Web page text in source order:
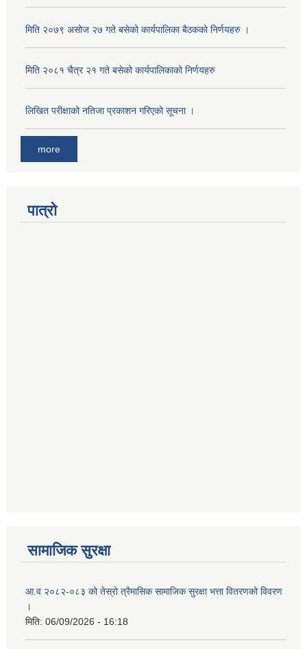
मिति २०७९ असोज २७ गते बसेको कार्यपालिका बैठकको निर्णयहरु ।
मिति २०८१ चैत्र २१ गते बसेको कार्यपालिकाको निर्णयहरु
लिखित परीक्षाको नतिजा प्रकाशन गरिएको सूचना ।
more
पात्रो
सामाजिक सुरक्षा
आ.व २०८२-०८३ को तेस्रो त्रैमासिक सामाजिक सुरक्षा भत्ता वितरणको विवरण
।
मिति: 06/09/2026 - 16:18